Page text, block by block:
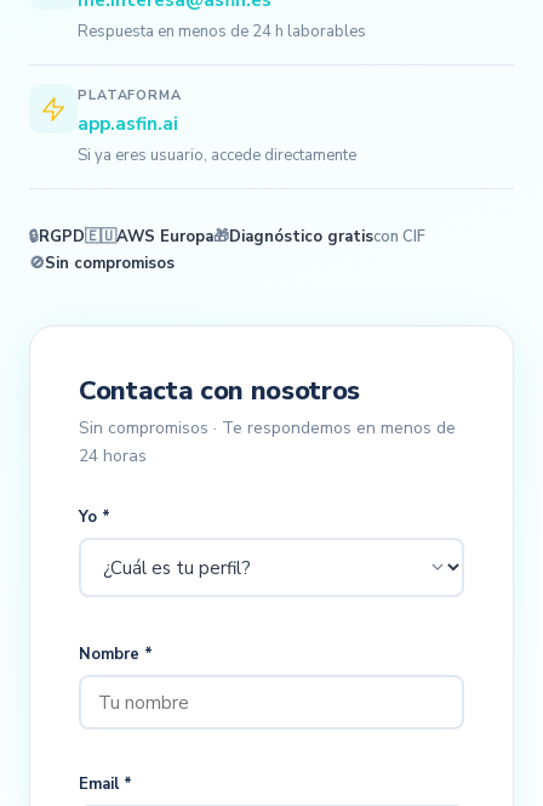
Respuesta en menos de 24 h laborables
PLATAFORMA
app.asfin.ai
Si ya eres usuario, accede directamente
🔒RGPD🇪🇺AWS Europa🎁Diagnóstico gratiscon CIF
🚫Sin compromisos
Contacta con nosotros
Sin compromisos · Te respondemos en menos de
24 horas
Yo *
Nombre *
Email *